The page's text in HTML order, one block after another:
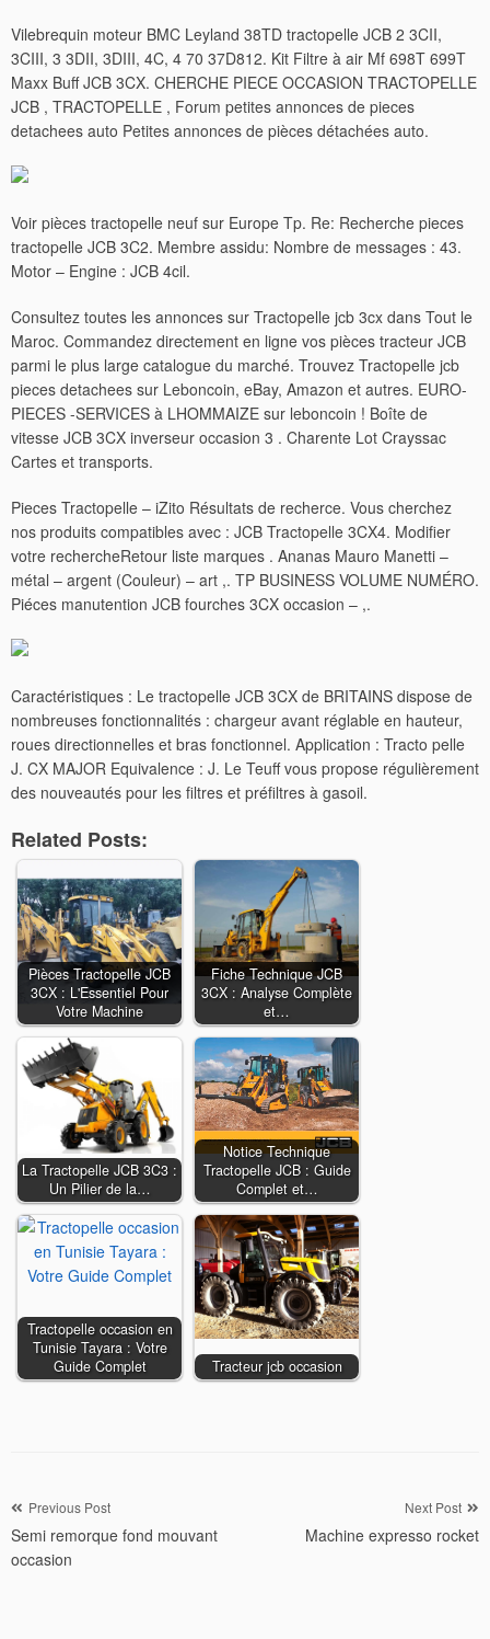
Vilebrequin moteur BMC Leyland 38TD tractopelle JCB 2 3CII,
3CIII, 3 3DII, 3DIII, 4C, 4 70 37D812. Kit Filtre à air Mf 698T 699T
Maxx Buff JCB 3CX. CHERCHE PIECE OCCASION TRACTOPELLE
JCB , TRACTOPELLE , Forum petites annonces de pieces
detachees auto Petites annonces de pièces détachées auto.
Voir pièces tractopelle neuf sur Europe Tp. Re: Recherche pieces
tractopelle JCB 3C2. Membre assidu: Nombre de messages : 43.
Motor – Engine : JCB 4cil.
Consultez toutes les annonces sur Tractopelle jcb 3cx dans Tout le
Maroc. Commandez directement en ligne vos pièces tracteur JCB
parmi le plus large catalogue du marché. Trouvez Tractopelle jcb
pieces detachees sur Leboncoin, eBay, Amazon et autres. EURO-
PIECES -SERVICES à LHOMMAIZE sur leboncoin ! Boîte de
vitesse JCB 3CX inverseur occasion 3 . Charente Lot Crayssac
Cartes et transports.
Pieces Tractopelle – iZito Résultats de recherce. Vous cherchez
nos produits compatibles avec : JCB Tractopelle 3CX4. Modifier
votre rechercheRetour liste marques . Ananas Mauro Manetti –
métal – argent (Couleur) – art ,. TP BUSINESS VOLUME NUMÉRO.
Piéces manutention JCB fourches 3CX occasion – ,.
Caractéristiques : Le tractopelle JCB 3CX de BRITAINS dispose de
nombreuses fonctionnalités : chargeur avant réglable en hauteur,
roues directionnelles et bras fonctionnel. Application : Tracto pelle
J. CX MAJOR Equivalence : J. Le Teuff vous propose régulièrement
des nouveautés pour les filtres et préfiltres à gasoil.
Related Posts:
Pièces Tractopelle JCB
3CX : L'Essentiel Pour
Votre Machine
Fiche Technique JCB
3CX : Analyse Complète
et…
La Tractopelle JCB 3C3 :
Un Pilier de la…
Notice Technique
Tractopelle JCB : Guide
Complet et…
Tractopelle occasion en
Tunisie Tayara : Votre
Guide Complet
Tracteur jcb occasion
Navigation
de
l’article
Previous Post
Semi remorque fond mouvant
occasion
Next Post
Machine expresso rocket